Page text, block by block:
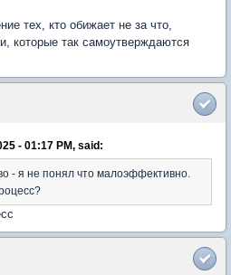
тех, кто обижает не за что,
которые так самоутверждаются
- 01:17 PM, said:
- я не понял что малоэффективно.